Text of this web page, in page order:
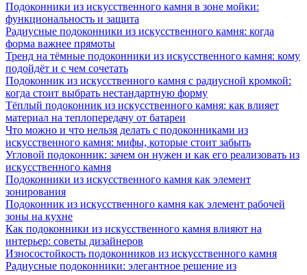
Подоконники из искусственного камня в зоне мойки:
функциональность и защита
Радиусные подоконники из искусственного камня: когда
форма важнее прямоты
Тренд на тёмные подоконники из искусственного камня: кому
подойдёт и с чем сочетать
Подоконник из искусственного камня с радиусной кромкой:
когда стоит выбрать нестандартную форму
Тёплый подоконник из искусственного камня: как влияет
материал на теплопередачу от батареи
Что можно и что нельзя делать с подоконниками из
искусственного камня: мифы, которые стоит забыть
Угловой подоконник: зачем он нужен и как его реализовать из
искусственного камня
Подоконники из искусственного камня как элемент
зонирования
Подоконник из искусственного камня как элемент рабочей
зоны на кухне
Как подоконники из искусственного камня влияют на
интерьер: советы дизайнеров
Износостойкость подоконников из искусственного камня
Радиусные подоконники: элегантное решение из